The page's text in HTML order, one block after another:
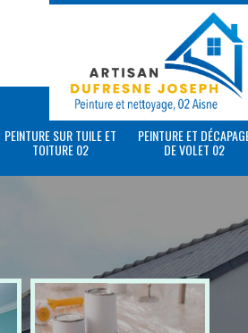
PEINTURE SUR TUILE ET
TOITURE 02
PEINTURE ET
DE VOLET 02